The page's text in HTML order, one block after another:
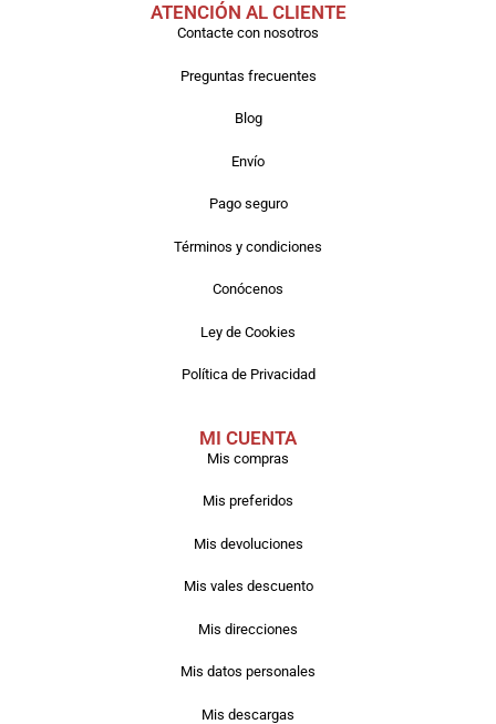
ATENCIÓN AL CLIENTE
Contacte con nosotros
Preguntas frecuentes
Blog
Envío
Pago seguro
Términos y condiciones
Conócenos
Ley de Cookies
Política de Privacidad
MI CUENTA
Mis compras
Mis preferidos
Mis devoluciones
Mis vales descuento
Mis direcciones
Mis datos personales
Mis descargas